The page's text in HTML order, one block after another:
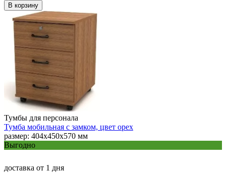
В корзину
Тумбы для персонала
Тумба мобильная с замком, цвет орех
размер: 404х450х570 мм
Выгодно
доставка от 1 дня